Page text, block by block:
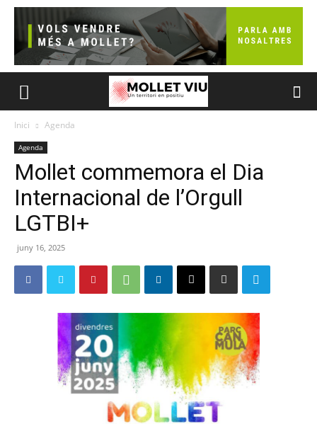
Inici Agenda
Agenda
Mollet commemora el Dia
Internacional de l’Orgull
LGTBI+
juny 16, 2025